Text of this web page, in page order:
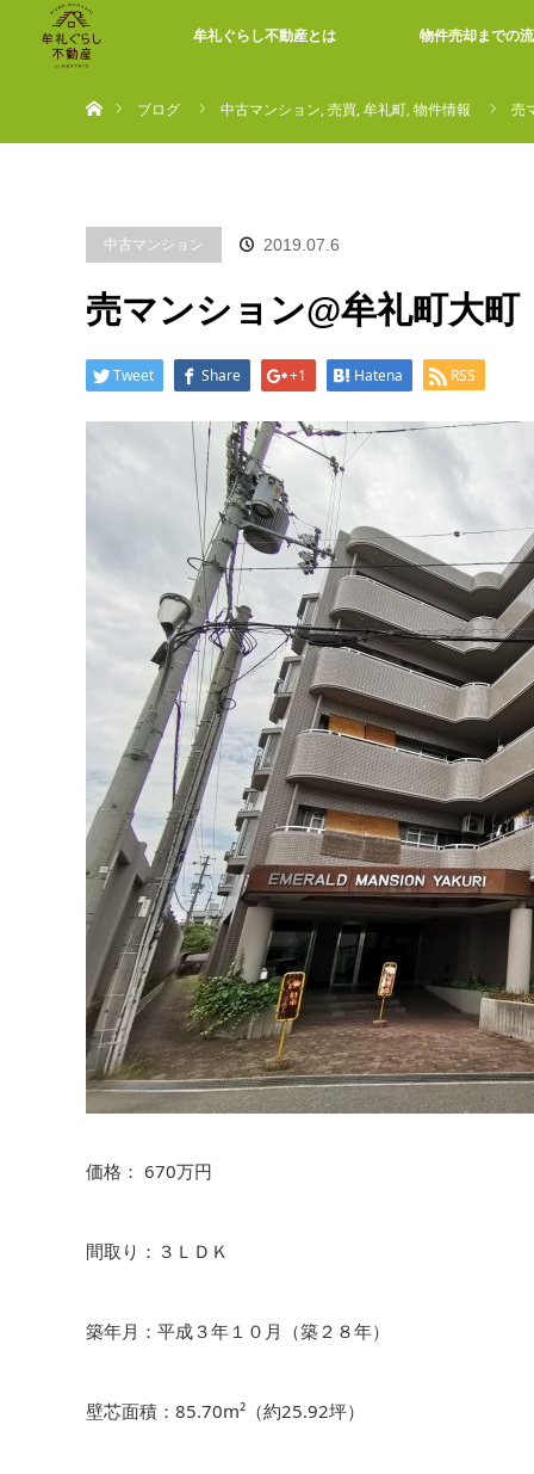
牟礼ぐらし不動産とは 物件売却までの
ブログ
中古マンション,売買,牟礼町,物件情報 売
中古マンション 2019.07.6
売マンション@牟礼町大町
Tweet Share +1 Hatena RSS
価格： 670万円
間取り：３ＬＤＫ
築年月：平成３年１０月（築２８年）
壁芯面積：85.70m²（約25.92坪）